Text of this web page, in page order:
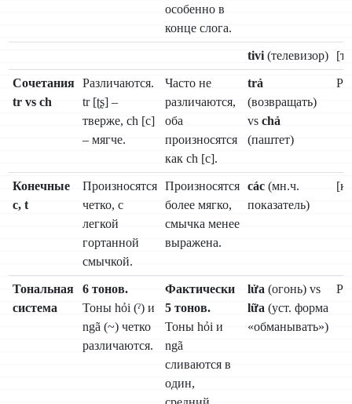
особенно в
конце слога.
tivi (телевизор)
Сочетания
tr vs ch
Различаются.
tr [ʈʂ] –
тверже, ch [c]
– мягче.
Часто не
различаются,
оба
произносятся
как ch [c].
trả
(возвращать)
vschả
(паштет)
Конечные
c, t
Произносятся
четко, с
легкой
гортанной
смычкой.
Произносятся
более мягко,
смычка менее
выражена.
các (мн.ч.
показатель)
Тональная
система
6 тонов.
Тоны hỏi (ˀ) и
ngã (~) четко
различаются.
Фактически
5 тонов.
Тоны hỏi и
ngã
сливаются в
один,
lửa (огонь) vs
lữa (уст. форма
«обманывать»)